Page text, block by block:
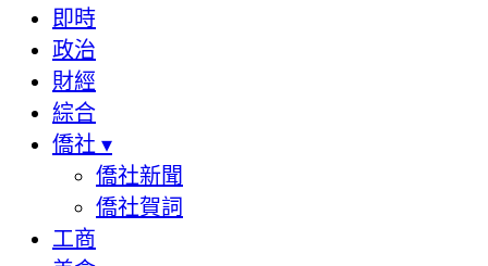
即時
政治
財經
綜合
僑社 ▾
僑社新聞
僑社賀詞
工商